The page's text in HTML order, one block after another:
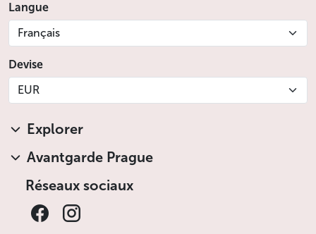
Langue
Français
Devise
EUR
Explorer
Avantgarde Prague
Réseaux sociaux